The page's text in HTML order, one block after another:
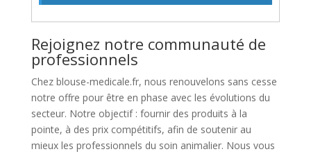
Rejoignez notre communauté de
professionnels
Chez blouse-medicale.fr, nous renouvelons sans cesse
notre offre pour être en phase avec les évolutions du
secteur. Notre objectif : fournir des produits à la
pointe, à des prix compétitifs, afin de soutenir au
mieux les professionnels du soin animalier. Nous vous